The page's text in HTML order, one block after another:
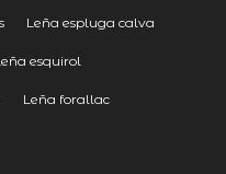
Leña espluga calva
esquirol
Leña forallac